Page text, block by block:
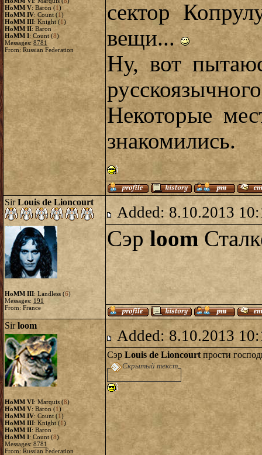
HoMM V: Baron (1)
HoMM IV: Count (1)
HoMM III: Knight (1)
HoMM II: Baron
HoMM I: Count (8)
Messages: 8781
From: Russian Federation
сектор
вещи...
Ну, вот
Некоторые
знакомились.
SirLouis de Lioncourt
HoMM III: Landless (6)
Messages: 191
From: France
Added: 8.10.2013
Сэр loom
Sirloom
HoMM VI: Marquis (8)
HoMM V: Baron (1)
HoMM IV: Count (1)
HoMM III: Knight (1)
HoMM II: Baron
HoMM I: Count (8)
Messages: 8781
From: Russian Federation
Added: 8.10.2013
Сэр Louis de Lioncourt прости
Скрытый текст